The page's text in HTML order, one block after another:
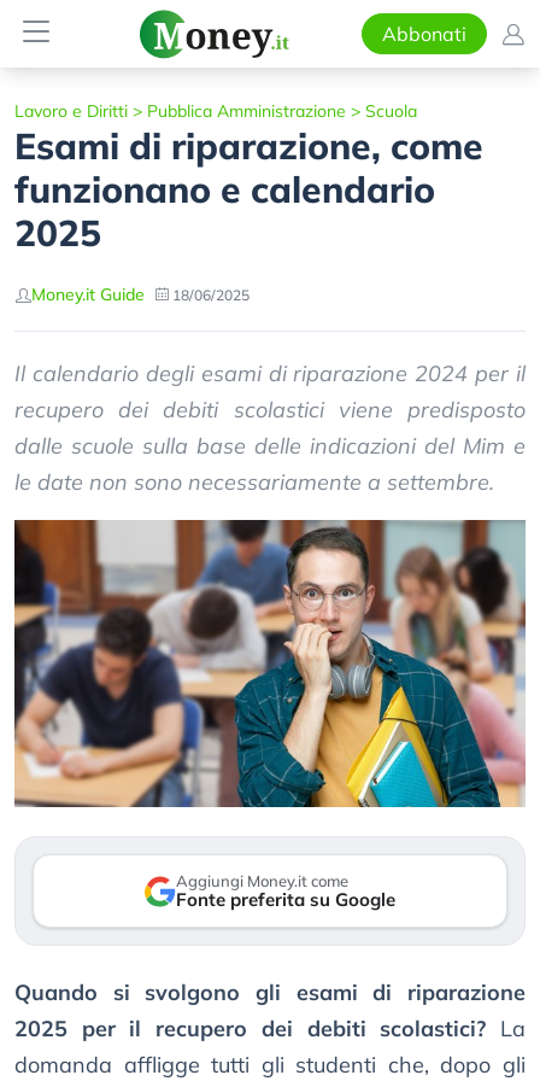
Abbonati
Lavoro e Diritti > Pubblica Amministrazione > Scuola
Esami di riparazione, come
funzionano e calendario
2025
Money.it Guide 18/06/2025
Il calendario degli esami di riparazione 2024 per il
recupero dei debiti scolastici viene predisposto
dalle scuole sulla base delle indicazioni del Mim e
le date non sono necessariamente a settembre.
Aggiungi Money.it come
Fonte preferita su Google
Quando si svolgono gli esami di riparazione
2025 per il recupero dei debiti scolastici? La
domanda affligge tutti gli studenti che, dopo gli